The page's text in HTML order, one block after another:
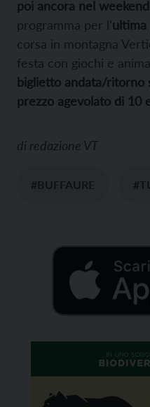
poi ancora nel
programma per l’ultima
corsa in montagna
festa con giochi e
biglietto andata/ritorno
prezzo agevolato di 10
di redazione VT
#BUFFAURE